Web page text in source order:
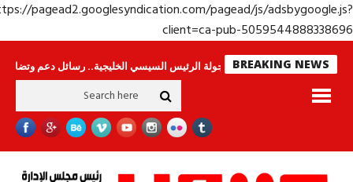
https://pagead2.googlesyndication.com/pagead/js/
client=ca-pub-
BREAKING NEWS
لا ينامون جولة الرئيس السيسي الخليجية.. رسائل دعم وتضامن للأشقاء